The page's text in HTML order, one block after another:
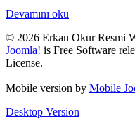
Devamını oku
© 2026 Erkan Okur Resmi
Joomla! is Free Software
License.
Mobile version by Mobile
Desktop Version